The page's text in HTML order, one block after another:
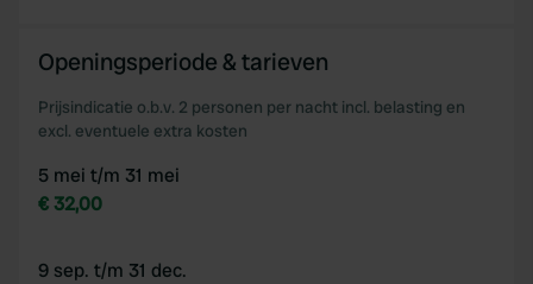
Openingsperiode & tarieven
Prijsindicatie o.b.v. 2 personen per nacht incl. belasting en
excl. eventuele extra kosten
5 mei t/m 31 mei
€ 32,00
9 sep. t/m 31 dec.